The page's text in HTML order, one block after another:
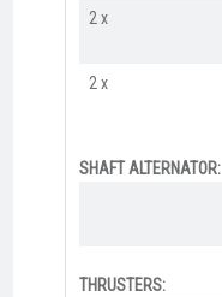
2 x
2 x
SHAFT ALTERNATOR:
THRUSTERS: